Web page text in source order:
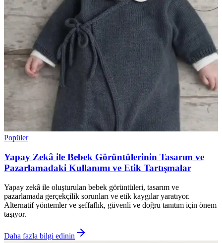
Popüler
Yapay Zekâ ile Bebek Görüntülerinin Tasarım ve
Pazarlamadaki Kullanımı ve Etik Tartışmalar
Yapay zekâ ile oluşturulan bebek görüntüleri, tasarım ve
pazarlamada gerçekçilik sorunları ve etik kaygılar yaratıyor.
Alternatif yöntemler ve şeffaflık, güvenli ve doğru tanıtım için önem
taşıyor.
Daha fazla bilgi edinin